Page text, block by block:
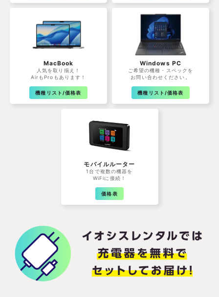
MacBook
人気を取り揃え！
AirもProもあります！
機種リスト/価格表
Windows PC
ご希望の機種・スペックを
お問い合わせください。
機種リスト/価格表
モバイルルーター
1台で複数の機器を
WiFiに接続！
価格表